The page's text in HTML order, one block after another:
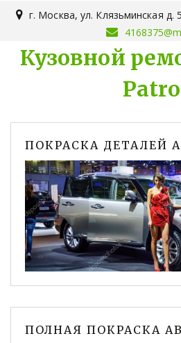
г. Москва,ул. Клязьминская д. 5
Кузовной
ПОКРАСКА ДЕТАЛЕЙ
ПОЛНАЯ ПОКРАСКА